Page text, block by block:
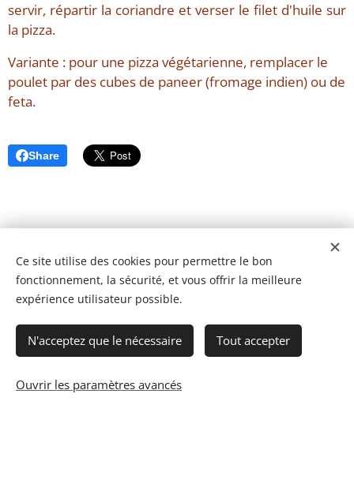
servir, répartir la coriandre et verser le filet d'huile sur
la pizza.
Variante : pour une pizza végétarienne, remplacer le
poulet par des cubes de paneer (fromage indien) ou de
feta.
Share
© 2023 Les recettes d'Henri-Luc. Tous droits réservés.
Ce site utilise des cookies pour permettre le bon
fonctionnement, la sécurité, et vous offrir la meilleure
expérience utilisateur possible.
N'acceptez que le nécessaire Tout accepter
Ouvrir les paramètres avancés